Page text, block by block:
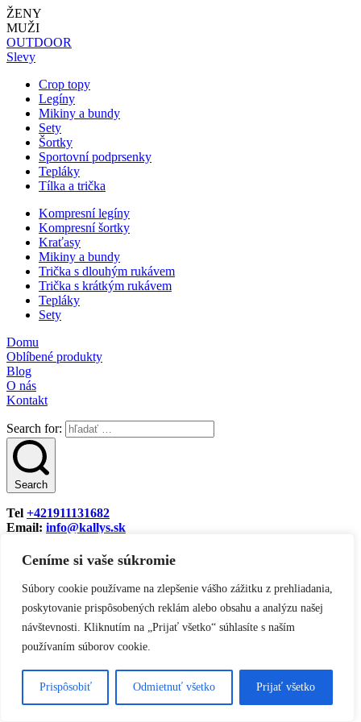
Ceníme si vaše súkromie
Súbory cookie používame na zlepšenie vášho zážitku z prehliadania,
poskytovanie prispôsobených reklám alebo obsahu a analýzu našej
návštevnosti. Kliknutím na „Prijať všetko“ súhlasíte s naším
používaním súborov cookie.
Prispôsobiť Odmietnuť všetko Prijať všetko
ŽENY
MUŽI
OUTDOOR
Slevy
Crop topy
Legíny
Mikiny a bundy
Sety
Šortky
Sportovní podprsenky
Tepláky
Tílka a trička
Kompresní legíny
Kompresní šortky
Kraťasy
Mikiny a bundy
Trička s dlouhým rukávem
Trička s krátkým rukávem
Tepláky
Sety
Domu
Oblíbené produkty
Blog
O nás
Kontakt
Search for:
Search
Tel +421911131682
Email: info@kallys.sk
TOP